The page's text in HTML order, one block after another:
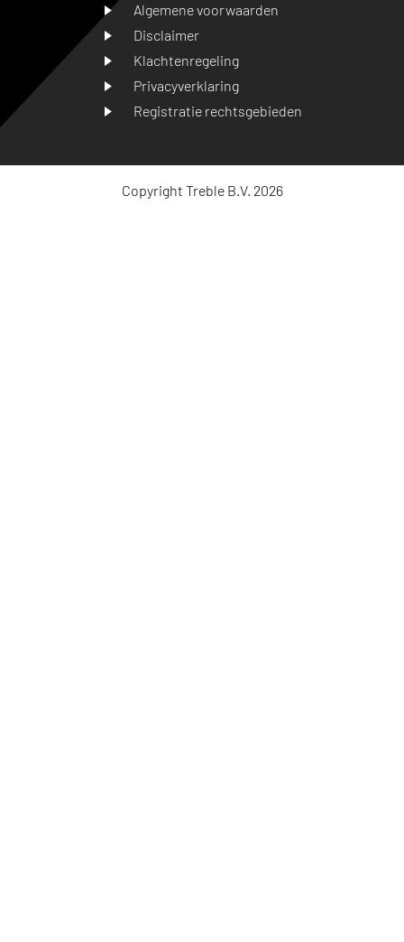
Algemene voorwaarden
Disclaimer
Klachtenregeling
Privacyverklaring
Registratie rechtsgebieden
Copyright Treble B.V. 2026